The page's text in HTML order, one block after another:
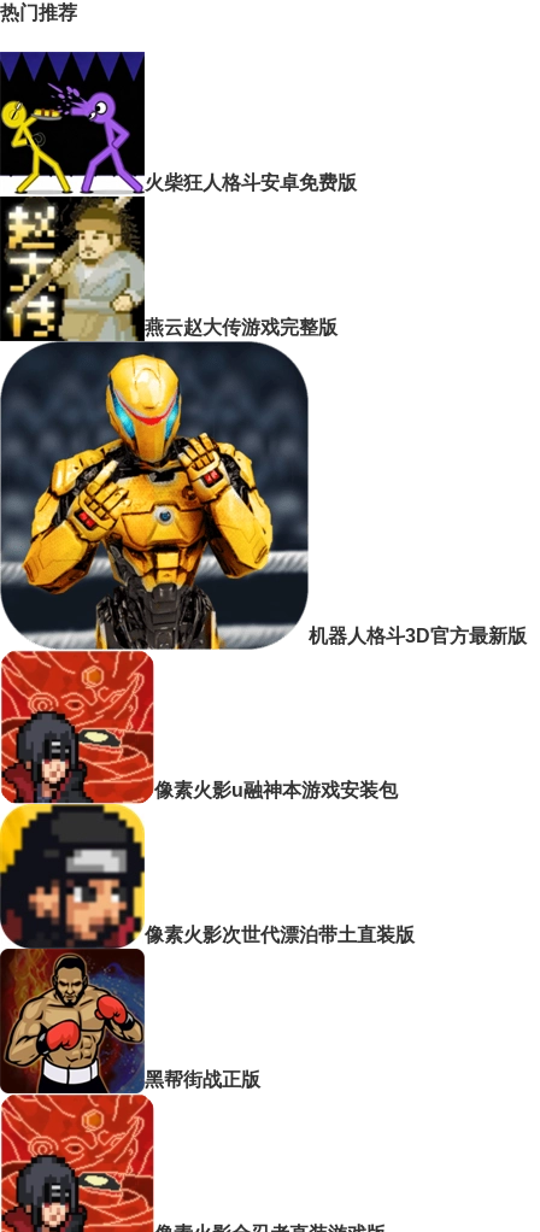
热门推荐
火柴狂人格斗安卓免费版
燕云赵大传游戏完整版
机器人格斗3D官方最新版
像素火影u融神本游戏安装包
像素火影次世代漂泊带土直装版
黑帮街战正版